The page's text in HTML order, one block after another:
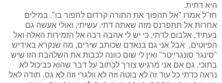
היא דתית.
חז"ל אמרו "אל תהפוך את התורה קרדום לחפור בו". במילים
אחרות אל תתפרנס מזה שאתה דתי. עשיתי, ואולי אעשה גם
בעתיד, אלבום לדתי, כי יש לי אהבה רבה אל הזמירות האלה ואל
הפיוטים, אבל אני גם בנאדם שכותב שירים, מה שנקרא באידיש
"סינגר סונגרייטר" ואין לי שום כוונה לכבות את השלהבת הזו שיש
בתוכי. גם אם אני מרגיש צורך לכתוב על דבר שהוא כביכול לא
נראה כדתי כל עוד זה לא בוטה וזה לא וולגרי וזה לא גס. תודה לאל